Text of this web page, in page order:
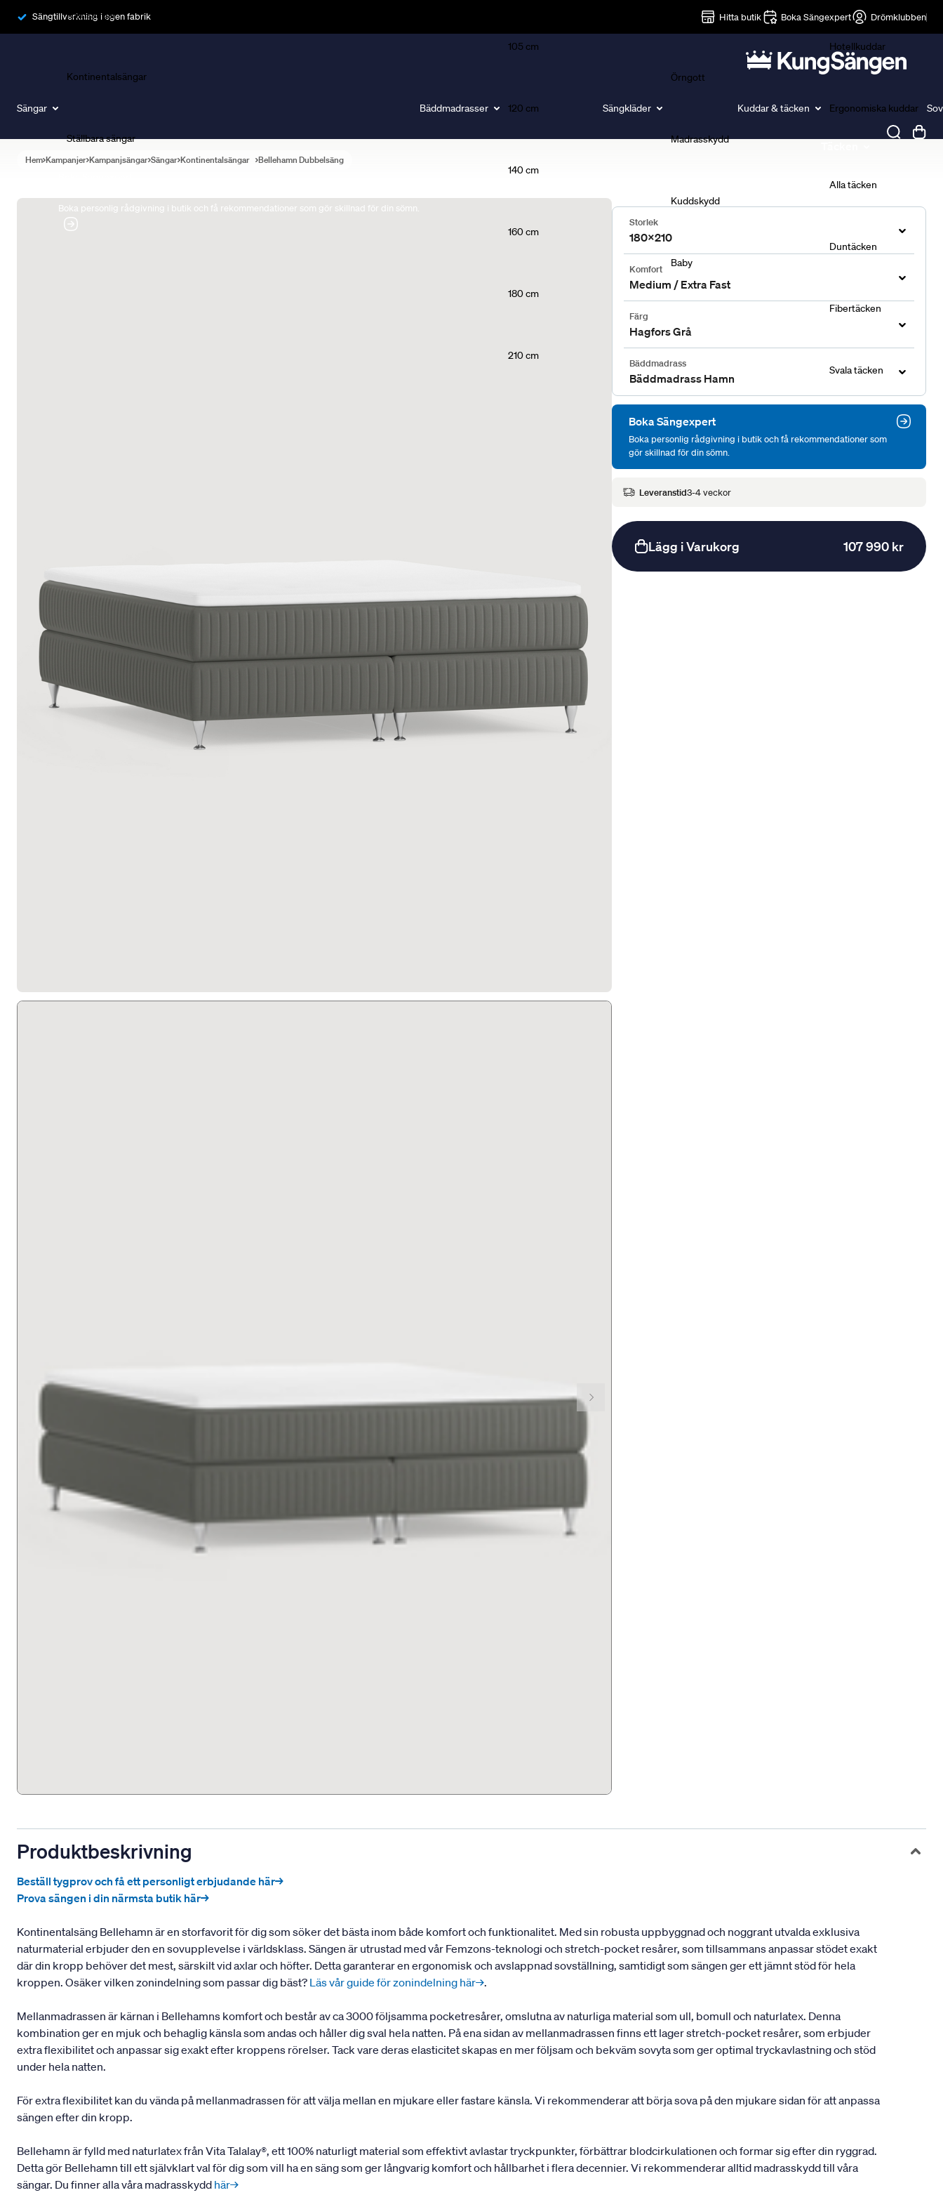
Sängtillverkning i egen fabrik Hitta butik Boka Sängexpert Drömklubben
Sängar
Ramsängar
Kontinentalsängar
Ställbara sängar
Boka personlig rådgivning i butik och få rekommendationer som gör skillnad för din sömn.
Bäddmadrasser
105 cm
120 cm
140 cm
160 cm
180 cm
210 cm
Sängkläder
Örngott
Madrasskydd
Kuddskydd
Baby
Kuddar & täcken
Hotellkuddar
Ergonomiska kuddar
Alla täcken
Duntäcken
Fibertäcken
Svala täcken
Hem Kampanjer Kampanjsängar Sängar Kontinentalsängar Bellehamn Dubbelsäng
Storlek
180x210
Komfort
Medium / Extra Fast
Färg
Hagfors Grå
Bäddmadrass
Bäddmadrass Hamn
Boka Sängexpert
Boka personlig rådgivning i butik och få rekommendationer som
gör skillnad för din sömn.
Leveranstid3-4 veckor
Lägg i Varukorg 107 990 kr
Produktbeskrivning
Beställ tygprov och få ett personligt erbjudande här→
Prova sängen i din närmsta butik här→
Kontinentalsäng Bellehamn är en storfavorit för dig som söker det bästa inom både komfort och funktionalitet. Med sin robusta uppbyggnad och noggrant utvalda exklusiva
naturmaterial erbjuder den en sovupplevelse i världsklass. Sängen är utrustad med vår Femzons-teknologi och stretch-pocket resårer, som tillsammans anpassar stödet exakt
där din kropp behöver det mest, särskilt vid axlar och höfter. Detta garanterar en ergonomisk och avslappnad sovställning, samtidigt som sängen ger ett jämnt stöd för hela
kroppen. Osäker vilken zonindelning som passar dig bäst? Läs vår guide för zonindelning här→.
Mellanmadrassen är kärnan i Bellehamns komfort och består av ca 3000 följsamma pocketresårer, omslutna av naturliga material som ull, bomull och naturlatex. Denna
kombination ger en mjuk och behaglig känsla som andas och håller dig sval hela natten. På ena sidan av mellanmadrassen finns ett lager stretch-pocket resårer, som erbjuder
extra flexibilitet och anpassar sig exakt efter kroppens rörelser. Tack vare deras elasticitet skapas en mer följsam och bekväm sovyta som ger optimal tryckavlastning och stöd
under hela natten.
För extra flexibilitet kan du vända på mellanmadrassen för att välja mellan en mjukare eller fastare känsla. Vi rekommenderar att börja sova på den mjukare sidan för att anpassa
sängen efter din kropp.
Bellehamn är fylld med naturlatex från Vita Talalay®, ett 100% naturligt material som effektivt avlastar tryckpunkter, förbättrar blodcirkulationen och formar sig efter din ryggrad.
Detta gör Bellehamn till ett självklart val för dig som vill ha en säng som ger långvarig komfort och hållbarhet i flera decennier. Vi rekommenderar alltid madrasskydd till våra
sängar. Du finner alla våra madrasskydd här→